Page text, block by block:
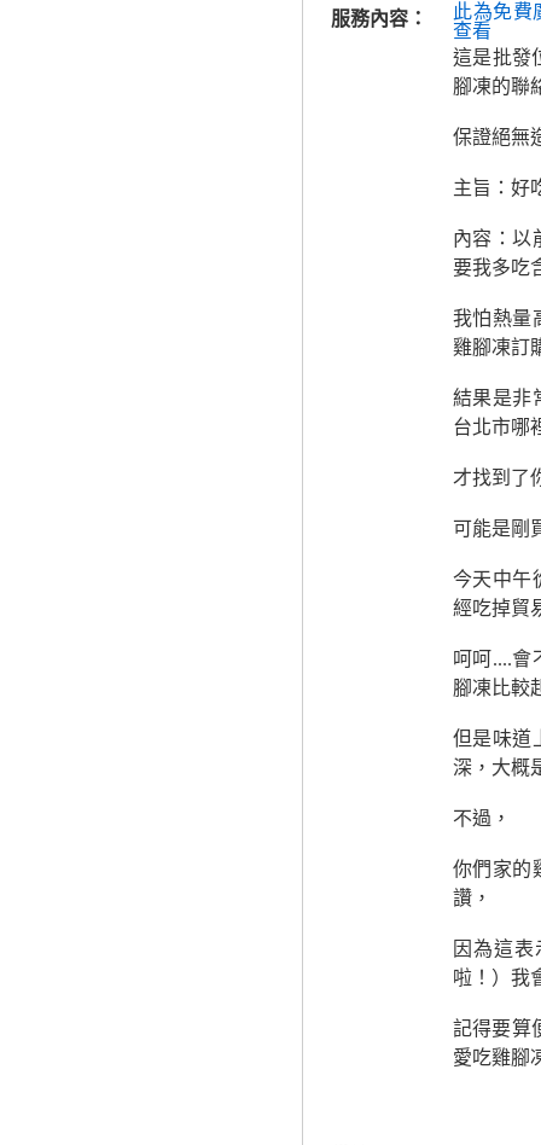
服務內容：
此為免費
查看
這是批發
腳凍的聯
保證絕無
主旨：好
內容：以
要我多吃
我怕熱量
雞腳凍訂
結果是非
台北市哪
才找到了
可能是剛
今天中午
經吃掉貿
呵呵....會
腳凍比較
但是味道
深，大概
不過，
你們家的
讚，
因為這
啦！）我
記得要算
愛吃雞腳